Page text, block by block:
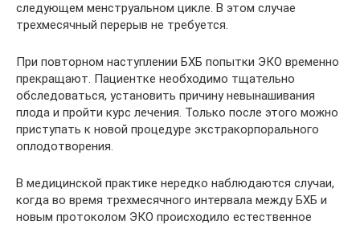
следующем менструальном цикле. В этом случае
трехмесячный перерыв не требуется.
При повторном наступлении БХБ попытки ЭКО временно
прекращают. Пациентке необходимо тщательно
обследоваться, установить причину невынашивания
плода и пройти курс лечения. Только после этого можно
приступать к новой процедуре экстракорпорального
оплодотворения.
В медицинской практике нередко наблюдаются случаи,
когда во время трехмесячного интервала между БХБ и
новым протоколом ЭКО происходило естественное